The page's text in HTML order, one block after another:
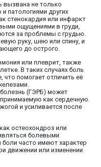
вызвана не только
патологиями других
стенокардия или инфаркт
ощущениями в груди,
за проблемы с грудью.
руку, шею или спину, и
до острого.
или плеврит, также
В таких случаях боль
что помогает отличить её
(ГЭРБ) может
как сердечную.
и усиливается после
остеохондроз или
болевыми
часто имеют характер
движении или изменении